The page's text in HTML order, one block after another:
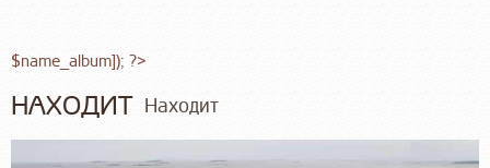
$name_album]); ?>
НАХОДИТ Находит